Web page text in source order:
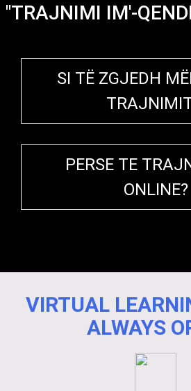
"TRAJNIMI IM'-
SI TË ZGJEDH
PERSE TE
ONLINE?
VIRTUAL
ALWAYS